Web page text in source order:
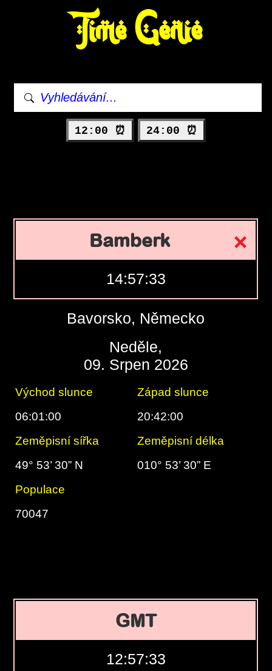
Time Genie
12:00 ⏰ 24:00 ⏰
Bamberk
14:57:34
Bavorsko, Německo
Neděle,
09. Srpen 2026
Východ slunce
Západ slunce
06:01:00
20:42:00
Zeměpisní sířka
Zeměpisní délka
49° 53’ 30” N
010° 53’ 30” E
Populace
70047
GMT
12:57:34